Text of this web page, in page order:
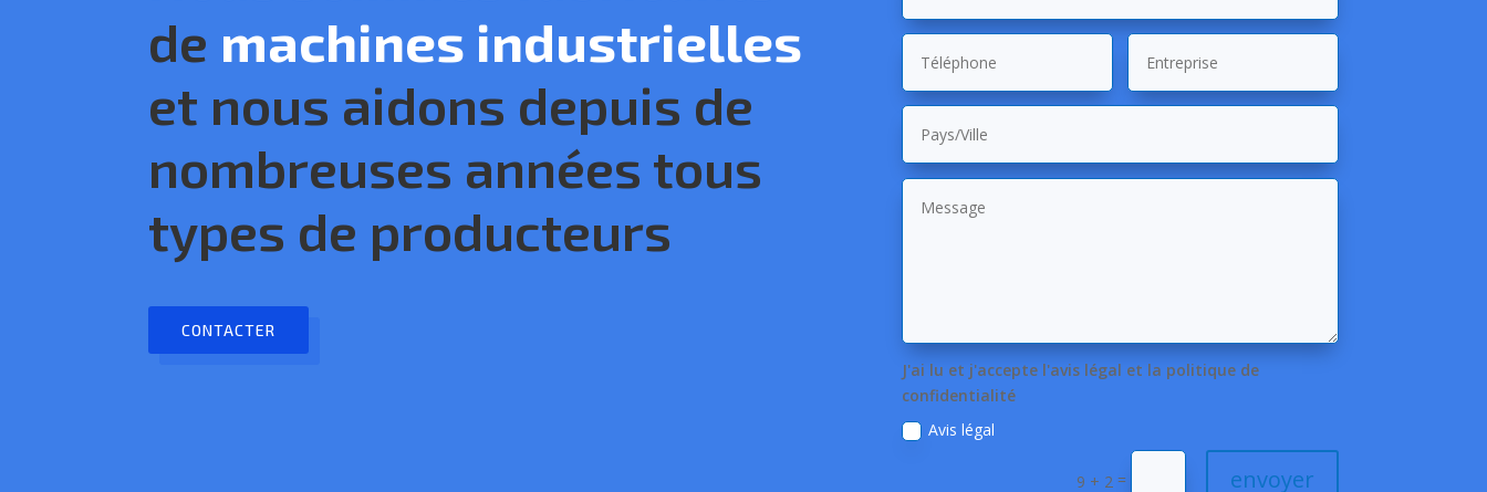
de machines industrielles
et nous aidons depuis de
nombreuses années tous
types de producteurs
CONTACTER
J'ai lu et j'accepte l'avis légal et la politique de
confidentialité
Avis légal
9 + 2 = envoyer